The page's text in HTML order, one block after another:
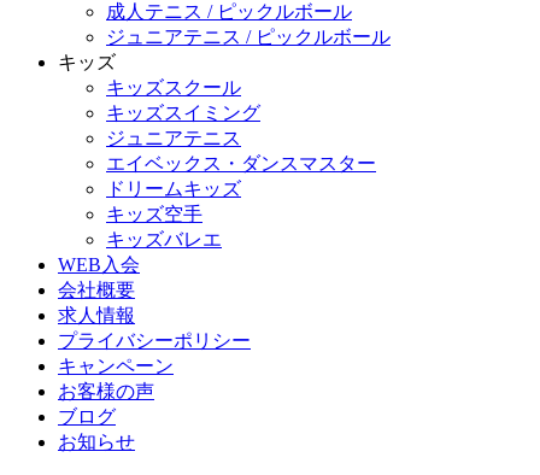
成人テニス / ピックルボール
ジュニアテニス / ピックルボール
キッズ
キッズスクール
キッズスイミング
ジュニアテニス
エイベックス・ダンスマスター
ドリームキッズ
キッズ空手
キッズバレエ
WEB入会
会社概要
求人情報
プライバシーポリシー
キャンペーン
お客様の声
ブログ
お知らせ